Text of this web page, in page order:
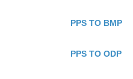
PPS TO BMP
PPS TO ODP